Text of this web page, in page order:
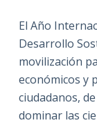
El Año
Desarrollo
movilización
económicos y
ciudadanos,
dominar las